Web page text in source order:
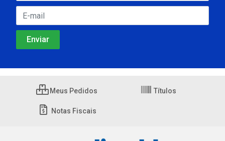
Meus Pedidos Títulos
Notas Fiscais